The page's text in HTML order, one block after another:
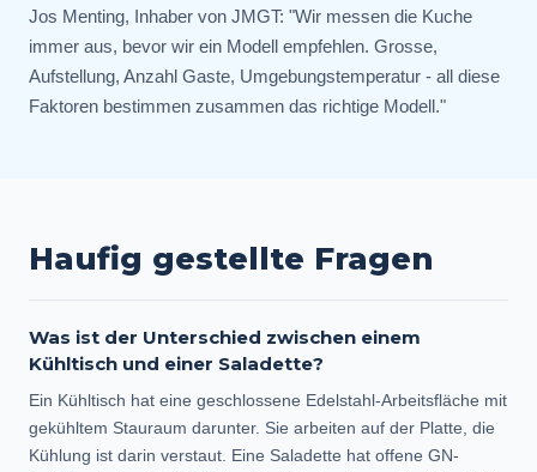
Jos Menting, Inhaber von JMGT: "Wir messen die Kuche
immer aus, bevor wir ein Modell empfehlen. Grosse,
Aufstellung, Anzahl Gaste, Umgebungstemperatur - all diese
Faktoren bestimmen zusammen das richtige Modell."
Haufig gestellte Fragen
Was ist der Unterschied zwischen einem
Kühltisch und einer Saladette?
Ein Kühltisch hat eine geschlossene Edelstahl-Arbeitsfläche mit
gekühltem Stauraum darunter. Sie arbeiten auf der Platte, die
Kühlung ist darin verstaut. Eine Saladette hat offene GN-